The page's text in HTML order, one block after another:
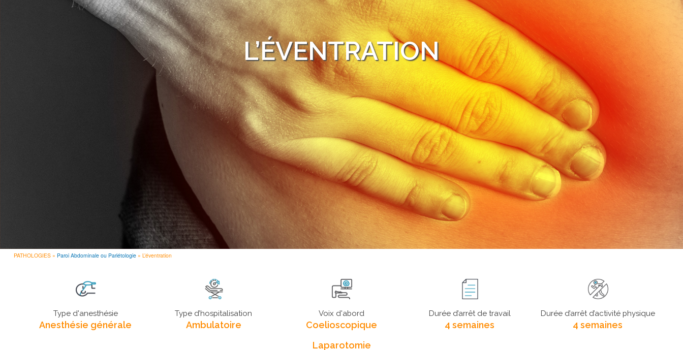
L’ÉVENTRATION
PATHOLOGIES Paroi Abdominale ou Pariétologie L’éventration
Type d'anesthésie
Anesthésie générale
Type d’hospitalisation
Ambulatoire
Voix d'abord
Coelioscopique
Laparotomie
Durée d’arrêt de travail
4 semaines
Durée d’arrêt d’activité physique
4 semaines